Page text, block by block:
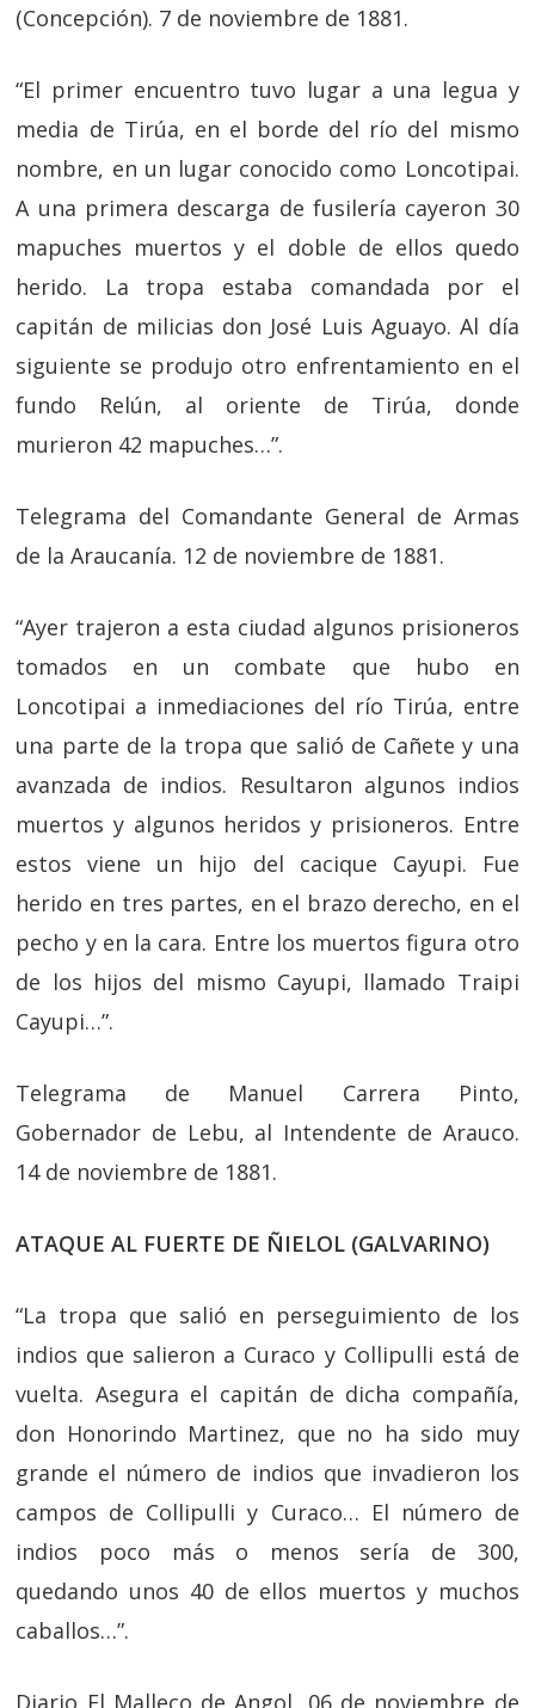
(Concepción). 7 de noviembre de 1881.
“El primer encuentro tuvo lugar a una legua y
media de Tirúa, en el borde del río del mismo
nombre, en un lugar conocido como Loncotipai.
A una primera descarga de fusilería cayeron 30
mapuches muertos y el doble de ellos quedo
herido. La tropa estaba comandada por el
capitán de milicias don José Luis Aguayo. Al día
siguiente se produjo otro enfrentamiento en el
fundo Relún, al oriente de Tirúa, donde
murieron 42 mapuches…”.
Telegrama del Comandante General de Armas
de la Araucanía. 12 de noviembre de 1881.
“Ayer trajeron a esta ciudad algunos prisioneros
tomados en un combate que hubo en
Loncotipai a inmediaciones del río Tirúa, entre
una parte de la tropa que salió de Cañete y una
avanzada de indios. Resultaron algunos indios
muertos y algunos heridos y prisioneros. Entre
estos viene un hijo del cacique Cayupi. Fue
herido en tres partes, en el brazo derecho, en el
pecho y en la cara. Entre los muertos figura otro
de los hijos del mismo Cayupi, llamado Traipi
Cayupi…”.
Telegrama de Manuel Carrera Pinto,
Gobernador de Lebu, al Intendente de Arauco.
14 de noviembre de 1881.
ATAQUE AL FUERTE DE ÑIELOL (GALVARINO)
“La tropa que salió en perseguimiento de los
indios que salieron a Curaco y Collipulli está de
vuelta. Asegura el capitán de dicha compañía,
don Honorindo Martinez, que no ha sido muy
grande el número de indios que invadieron los
campos de Collipulli y Curaco… El número de
indios poco más o menos sería de 300,
quedando unos 40 de ellos muertos y muchos
caballos…”.
Diario El Malleco de Angol, 06 de noviembre de